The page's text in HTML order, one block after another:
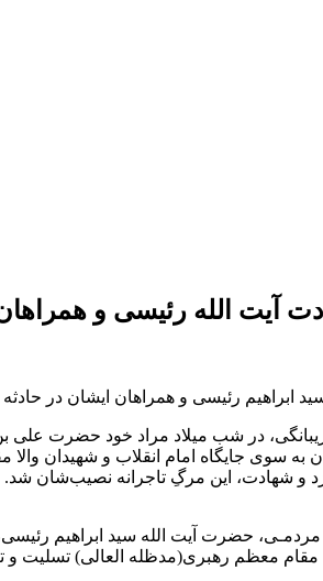
آیت‌ الله رئیسی و
ابراهیم رئیسی و همراهان ایشان در
در شب میلاد مراد خود حضرت علی
به سوی جایگاه امام انقلاب و شهیدان
و شهادت، این مرگِ تاجرانه نصیب‌شان شد.
حضرت آیت الله سید ابراهیم
مقام معظم رهبری(مدظله العالی) تسلیت